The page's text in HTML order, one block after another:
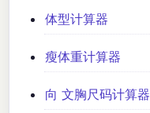
体型计算器
瘦体重计算器
向 文胸尺码计算器